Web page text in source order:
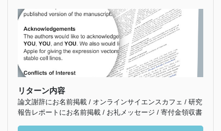
リターン内容
論文謝辞にお名前掲載 / オンラインサイエンスカフェ / 研究
報告レポートにお名前掲載 / お礼メッセージ / 寄付金領収書